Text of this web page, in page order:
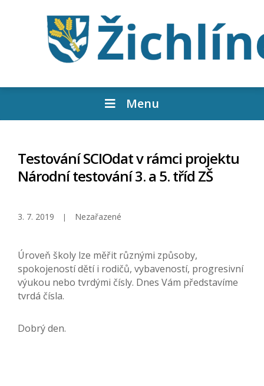
Menu
Testování SCIOdat v rámci projektu
Národní testování 3. a 5. tříd ZŠ
3. 7. 2019 Nezařazené
Úroveň školy lze měřit různými způsoby,
spokojeností dětí i rodičů, vybaveností, progresivní
výukou nebo tvrdými čísly. Dnes Vám představíme
tvrdá čísla.
Dobrý den.